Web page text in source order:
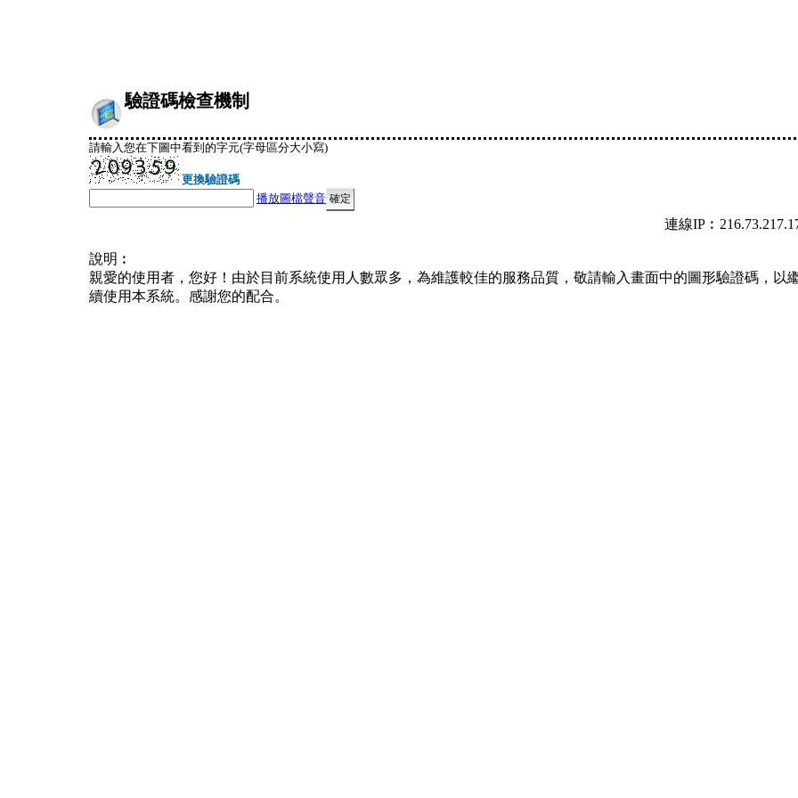
驗證碼檢查機制
請輸入您在下圖中看到的字元(字母區分大小寫)
更換驗證碼
播放圖檔聲音
連線
說明︰
親愛的使用者，您好！由於目前系統使用人數眾多，為維護較佳的服務品質，敬請輸入畫面中的圖形驗證碼，以
續使用本系統。感謝您的配合。